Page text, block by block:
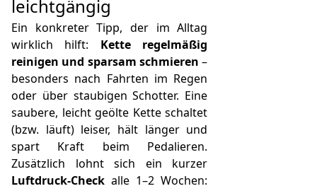
leichtgängig
Ein konkreter Tipp, der im Alltag
wirklich hilft: Kette regelmäßig
reinigen und sparsam schmieren –
besonders nach Fahrten im Regen
oder über staubigen Schotter. Eine
saubere, leicht geölte Kette schaltet
(bzw. läuft) leiser, hält länger und
spart Kraft beim Pedalieren.
Zusätzlich lohnt sich ein kurzer
Luftdruck-Check alle 1–2 Wochen: